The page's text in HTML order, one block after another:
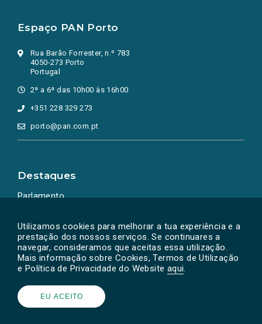
Utilizamos cookies para melhorar a tua experiência e a
prestação dos nossos serviços. Se continuares a
navegar, consideramos que aceitas essa utilização.
Mais informação sobre Cookies, Termos de Utilização
e Política de Privacidade do Website aqui.
EU ACEITO
Espaço PAN Porto
Rua Barão Forrester, n.º 783
4050-273 Porto
Portugal
2ª a 6ª das 10h00 às 16h00
+351 228 329 273
porto@pan.com.pt
Destaques
Parlamento
Powered by © PAN 2026